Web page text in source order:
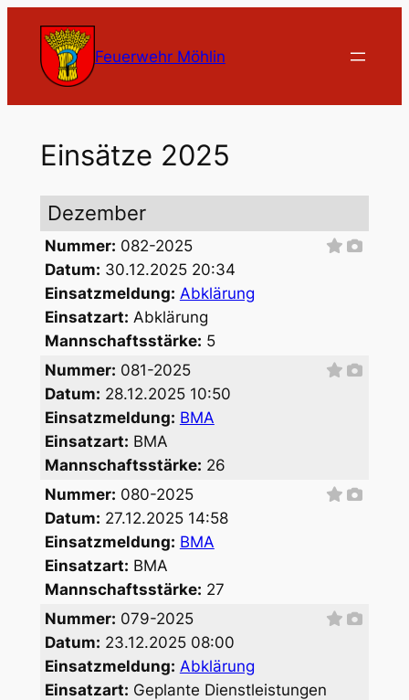
Inhalt
springen
Feuerwehr Möhlin
Einsätze 2025
Dezember
Nummer: 082-2025
Datum: 30.12.2025 20:34
Einsatzmeldung: Abklärung
Einsatzart: Abklärung
Mannschaftsstärke: 5
Nummer: 081-2025
Datum: 28.12.2025 10:50
Einsatzmeldung: BMA
Einsatzart: BMA
Mannschaftsstärke: 26
Nummer: 080-2025
Datum: 27.12.2025 14:58
Einsatzmeldung: BMA
Einsatzart: BMA
Mannschaftsstärke: 27
Nummer: 079-2025
Datum: 23.12.2025 08:00
Einsatzmeldung: Abklärung
Einsatzart: Geplante Dienstleistungen